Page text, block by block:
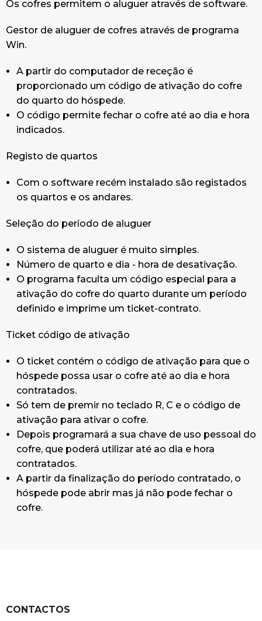
O ticket contém o código de ativação para que
o hóspede possa usar o cofre até ao dia e hora
contratados.
ativação para ativar o cofre.
Depois programará a sua chave de uso pessoal
do cofre, que poderá utilizar até ao dia e hora
contratados.
A partir da finalização do período contratado, o
cofre.
Os cofres permitem o aluguer através de software.
Gestor de aluguer de cofres através de programa
Win.
A partir do computador de receção é
proporcionado um código de ativação do cofre
do quarto do hóspede.
O código permite fechar o cofre até ao dia e hora
indicados.
Registo de quartos
Com o software recém instalado são registados
os quartos e os andares.
Seleção do período de aluguer
O sistema de aluguer é muito simples.
Número de quarto e dia - hora de desativação.
O programa faculta um código especial para a
ativação do cofre do quarto durante um período
definido e imprime um ticket-contrato.
Ticket código de ativação
O ticket contém o código de ativação para que o
hóspede possa usar o cofre até ao dia e hora
contratados.
Só tem de premir no teclado R, C e o código de
ativação para ativar o cofre.
Depois programará a sua chave de uso pessoal do
cofre, que poderá utilizar até ao dia e hora
contratados.
A partir da finalização do período contratado, o
hóspede pode abrir mas já não pode fechar o
cofre.
CONTACTOS